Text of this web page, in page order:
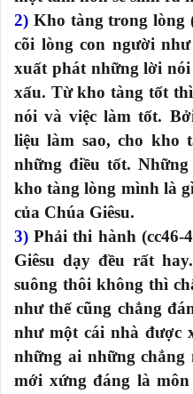
2) Kho tàng trong lòng
cõi lòng con người
xuất phát những lời nói
xấu. Từ kho tàng tốt
nói và việc làm tốt.
liệu làm sao, cho kho
những điều tốt.
kho tàng lòng mình là
của Chúa Giêsu.
3) Phải thi hành (cc46-
Giêsu dạy đều rất
suông thôi không thì
như thế cũng chẳng
như một cái nhà được
những ai những
mới xứng đáng là